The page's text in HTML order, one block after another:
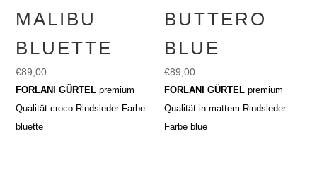
MALIBU
BLUETTE
€89,00
FORLANI GÜRTEL premium
Qualität croco Rindsleder Farbe
bluette
BUTTERO
BLUE
€89,00
FORLANI GÜRTELpremium
Qualität in mattem Rindsleder
Farbe blue